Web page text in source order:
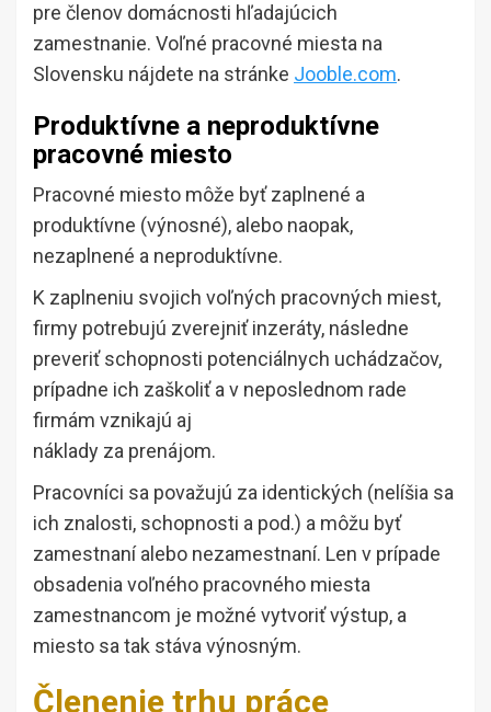
pre členov domácnosti hľadajúcich
zamestnanie. Voľné pracovné miesta na
Slovensku nájdete na stránke Jooble.com.
Produktívne a neproduktívne
pracovné miesto
Pracovné miesto môže byť zaplnené a
produktívne (výnosné), alebo naopak,
nezaplnené a neproduktívne.
K zaplneniu svojich voľných pracovných miest,
firmy potrebujú zverejniť inzeráty, následne
preveriť schopnosti potenciálnych uchádzačov,
prípadne ich zaškoliť a v neposlednom rade
firmám vznikajú aj
náklady za prenájom.
Pracovníci sa považujú za identických (nelíšia sa
ich znalosti, schopnosti a pod.) a môžu byť
zamestnaní alebo nezamestnaní. Len v prípade
obsadenia voľného pracovného miesta
zamestnancom je možné vytvoriť výstup, a
miesto sa tak stáva výnosným.
Členenie trhu práce